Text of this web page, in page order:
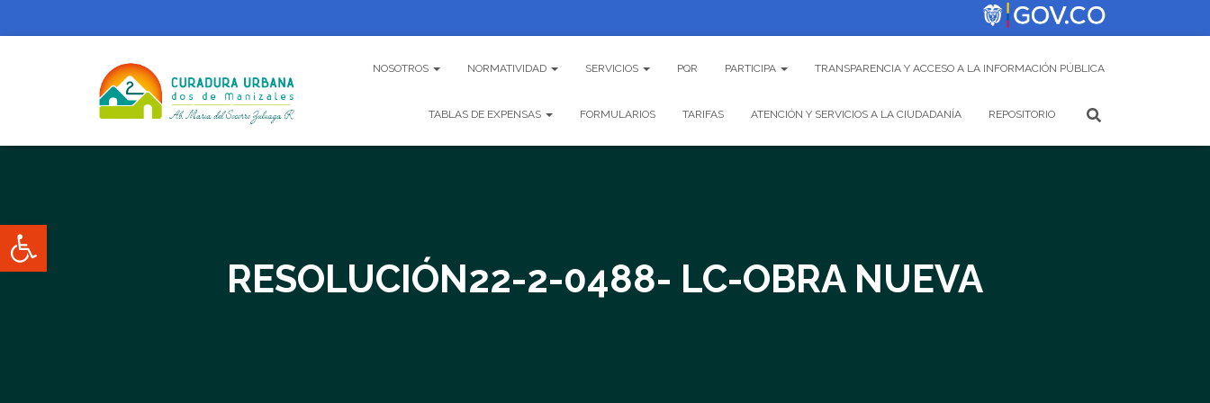
Abrir barra de herramientas
NOSOTROS NORMATIVIDAD SERVICIOS PQR PARTICIPA TRANSPARENCIA Y ACCESO A LA INFORMACIÓN PÚBLICA
TABLAS DE EXPENSAS FORMULARIOS TARIFAS ATENCIÓN Y SERVICIOS A LA CIUDADANÍA REPOSITORIO
RESOLUCIÓN22-2-0488- LC-OBRA NUEVA